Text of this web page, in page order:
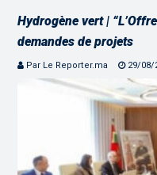
Hydrogène vert |
demandes de projets
Par Le Reporter.ma 29/08/